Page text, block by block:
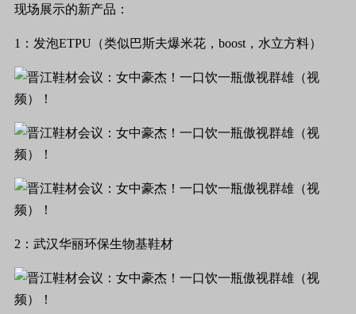
现场展示的新产品：
1：发泡ETPU（类似巴斯夫爆米花，boost，水立方料）
2：武汉华丽环保生物基鞋材